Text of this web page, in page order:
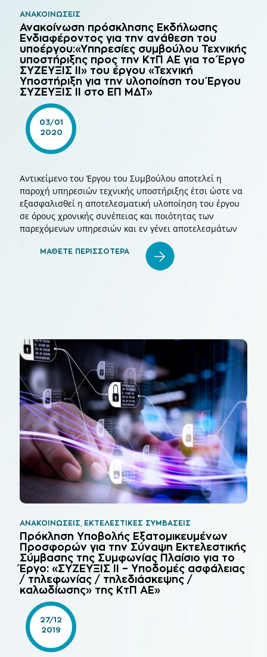
ΑΝΑΚΟΙΝΏΣΕΙΣ
Ανακοίνωση πρόσκλησης Εκδήλωσης
Ενδιαφέροντος για την ανάθεση του
υποέργου:«Υπηρεσίες συμβούλου Τεχνικής
υποστήριξης προς την ΚτΠ ΑΕ για το Έργο
ΣΥΖΕΥΞΙΣ ΙΙ» του έργου «Τεχνική
Υποστήριξη για την υλοποίηση του Έργου
ΣΥΖΕΥΞΙΣ ΙΙ στο ΕΠ ΜΔΤ»
03/01
2020
Αντικείμενο του Έργου του Συμβούλου αποτελεί η
παροχή υπηρεσιών τεχνικής υποστήριξης έτσι ώστε να
εξασφαλισθεί η αποτελεσματική υλοποίηση του έργου
σε όρους χρονικής συνέπειας και ποιότητας των
παρεχόμενων υπηρεσιών και εν γένει αποτελεσμάτων
ΜΑΘΕΤΕ ΠΕΡΙΣΣΟΤΕΡΑ
ΑΝΑΚΟΙΝΏΣΕΙΣ ΕΚΤΕΛΕΣΤΙΚΈΣ ΣΥΜΒΆΣΕΙΣ
Πρόκληση Υποβολής Εξατομικευμένων
Προσφορών για την Σύναψη Εκτελεστικής
Σύμβασης της Συμφωνίας Πλαίσιο για το
Έργο: «ΣΥΖΕΥΞΙΣ ΙΙ – Υποδομές ασφάλειας
/ τηλεφωνίας / τηλεδιάσκεψης /
καλωδίωσης» της ΚτΠ ΑΕ»
27/12
2019